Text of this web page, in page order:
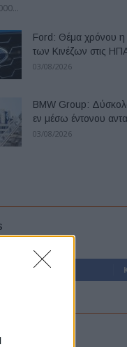
Ford: Θέμα χρόνου η
των Κινέζων στις
03/08/2026
BMW Group:
εν μέσω έντονου
03/08/2026